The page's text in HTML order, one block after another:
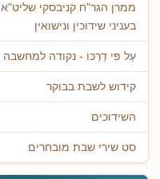
ממרן הגר"ח קניבסקי שליט"א
בעניני שידוכין ונישואין
עַל פִּי דַרְכּוֹ - נקודה למחשבה
קידוש לשבת בבוקר
השידוכים
סט שירי שבת מובחרים